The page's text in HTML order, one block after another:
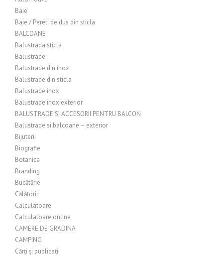
Baie
Baie / Pereti de dus din sticla
BALCOANE
Balustrada sticla
Balustrade
Balustrade din inox
Balustrade din sticla
Balustrade inox
Balustrade inox exterior
BALUSTRADE SI ACCESORII PENTRU BALCON
Balustrade si balcoane – exterior
Bijuterii
Biografie
Botanica
Branding
Bucătărie
Călătorii
Calculatoare
Calculatoare online
CAMERE DE GRADINA
CAMPING
Cărți și publicații